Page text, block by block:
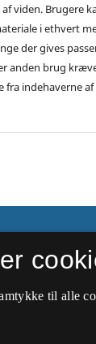
viden. Brugere
i ethvert
der gives
anden brug
fra indehaverne af
til alle